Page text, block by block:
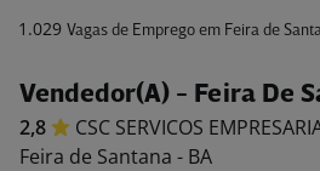
1.029 Vagas de Emprego em Feira de
Vendedor(A) - Feira De
2,8 CSC SERVICOS
Feira de Santana - BA